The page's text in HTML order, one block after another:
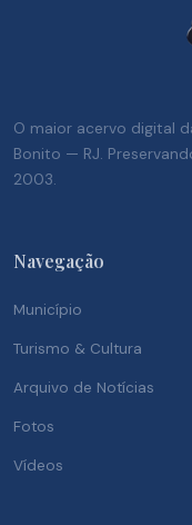
O maior acervo digital
Bonito — RJ.
2003.
Navegação
Município
Turismo & Cultura
Arquivo de Notícias
Fotos
Vídeos